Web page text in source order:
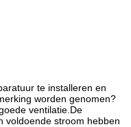
te installeren en
worden genomen?
ventilatie.De
voldoende stroom hebben